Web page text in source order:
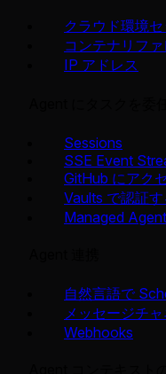
クラウド環境
コンテナリフ
IP アドレス
Sessions
SSE Event
GitHub にアク
Vaults で認証す
Managed
自然言語で
メッセージチ
Webhooks